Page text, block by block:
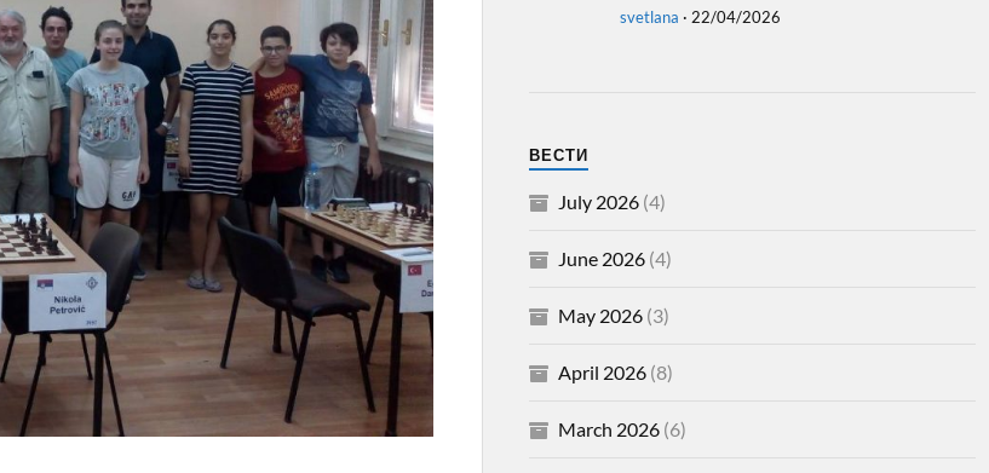
svetlana · 22/04/2026
ВЕСТИ
July 2026(4)
June 2026(4)
May 2026(3)
April 2026(8)
March 2026(6)